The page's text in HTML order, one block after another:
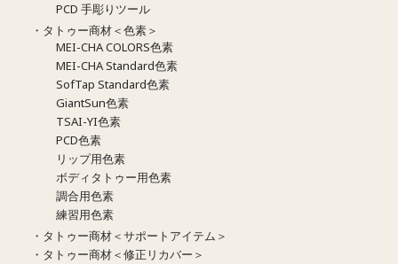
PCD 手彫りツール
・タトゥー商材＜色素＞
MEI-CHA COLORS色素
MEI-CHA Standard色素
SofTap Standard色素
GiantSun色素
TSAI-YI色素
PCD色素
リップ用色素
ボディタトゥー用色素
調合用色素
練習用色素
・タトゥー商材＜サポートアイテム＞
・タトゥー商材＜修正リカバー＞